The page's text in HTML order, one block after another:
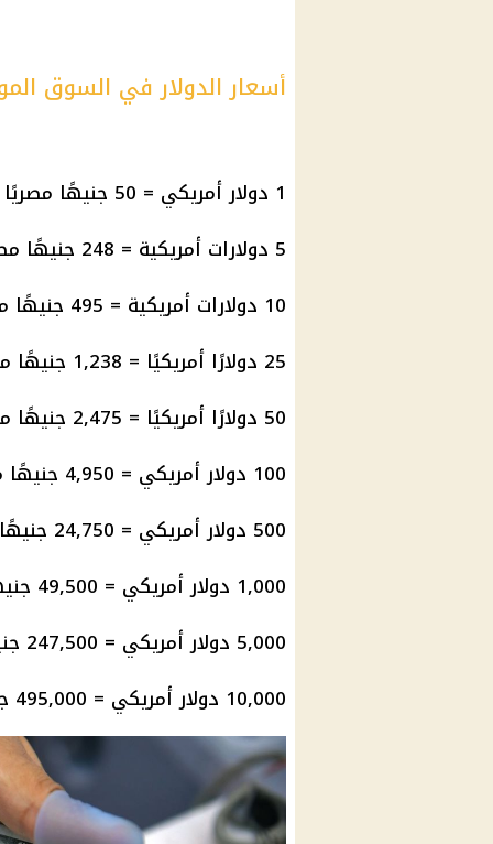
أسعار الدولار في السوق
1 دولار أمريكي = 50 جنيهًا مصريًا
5 دولارات أمريكية = 248 جنيهًا مصريًا
10 دولارات أمريكية = 495 جنيهًا مصريًا
25 دولارًا أمريكيًا = 1,238 جنيهًا مصريًا
50 دولارًا أمريكيًا = 2,475 جنيهًا مصريًا
100 دولار أمريكي = 4,950 جنيهًا مصريًا
500 دولار أمريكي = 24,750 جنيهًا مصريًا
1,000 دولار أمريكي = 49,500 جنيهًا مصريًا
5,000 دولار أمريكي = 247,500 جنيهًا مصريًا
10,000 دولار أمريكي = 495,000 جنيهًا مصريًا